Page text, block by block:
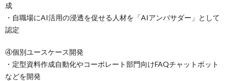
成
・自職場にAI活用の浸透を促せる人材を「AIアンバサダー」として
認定
④個別ユースケース開発
・定型資料作成自動化やコーポレート部門向けFAQチャットボット
などを開発